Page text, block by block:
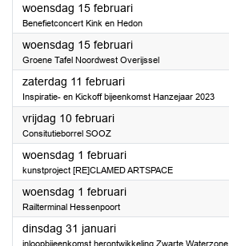
woensdag 15 februari2023
Benefietconcert Kink en Hedon
woensdag 15 februari2023
Groene Tafel Noordwest Overijssel
zaterdag 11 februari2023
Inspiratie- en Kickoff bijeenkomst Hanzejaar 2023
vrijdag 10 februari2023
Consitutieborrel SOOZ
woensdag 1 februari2023
kunstproject [RE]CLAMED ARTSPACE
woensdag 1 februari2023
Railterminal Hessenpoort
dinsdag 31 januari2023
inloopbijeenkomst herontwikkeling Zwarte Waterzone